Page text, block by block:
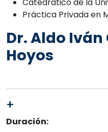
Práctica Privada en
Dr. Aldo Iván
Hoyos
+
Duración: